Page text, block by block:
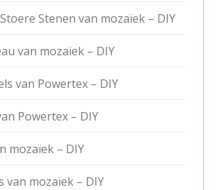
Stenen van mozaïek – DIY
van mozaïek – DIY
van Powertex – DIY
Powertex – DIY
mozaïek – DIY
van mozaïek – DIY